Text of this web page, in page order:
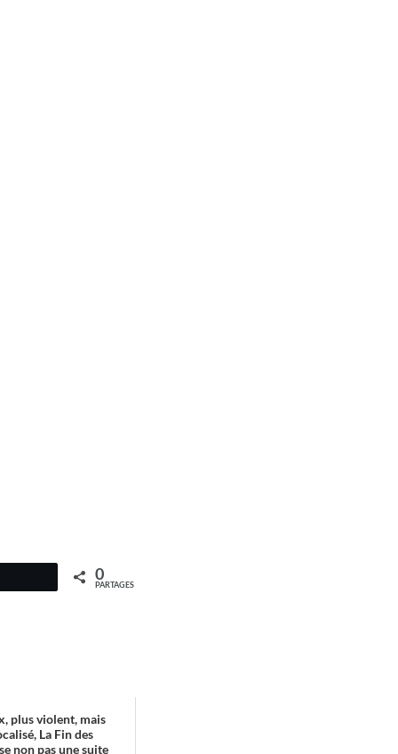
0
PARTAGES
plus violent, mais
La Fin des
non pas une suite